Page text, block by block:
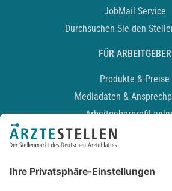
JobMail Service
Durchsuchen Sie den
FÜR ARBEITGEBER
Produkte & Preise
Mediadaten &
Arbeitgeberprofil
Recruiting-Podcast